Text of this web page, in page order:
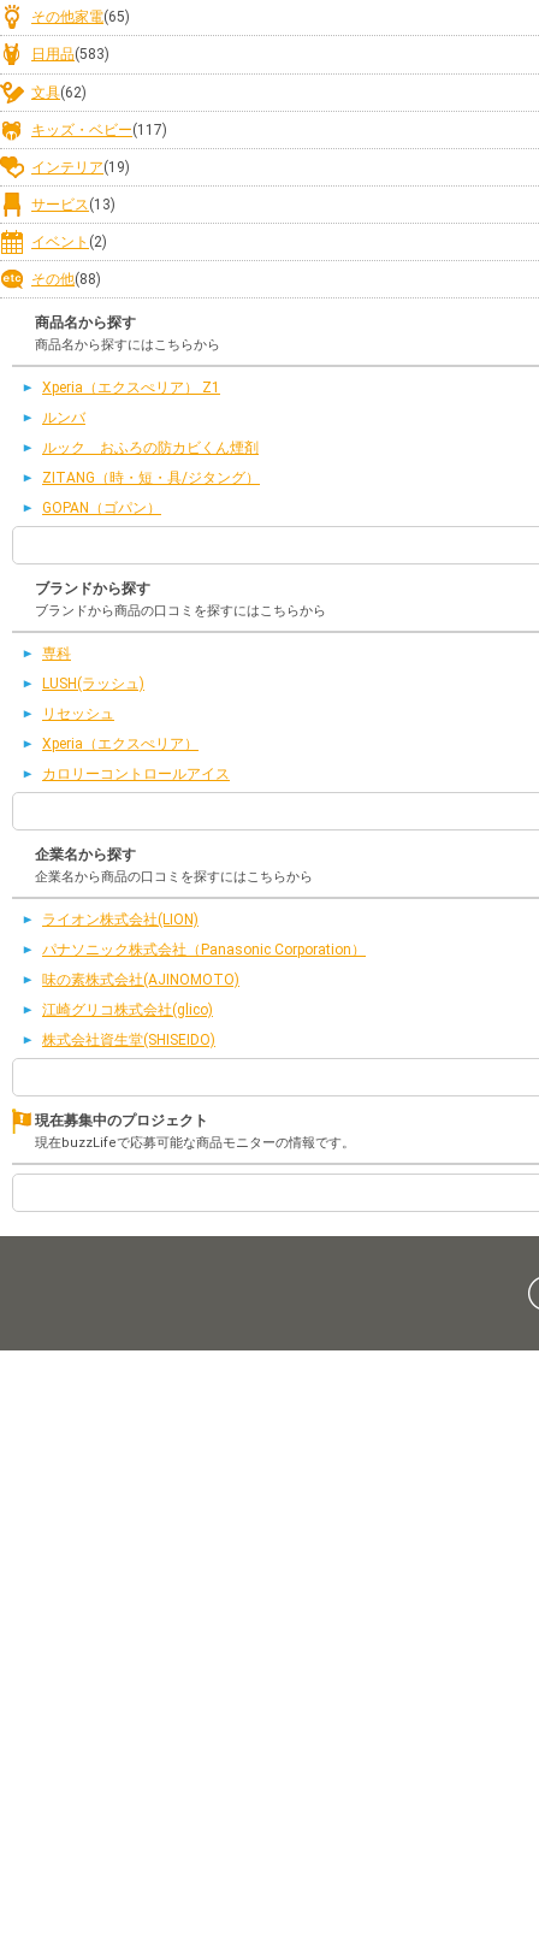
その他家電(65)
日用品(583)
文具(62)
キッズ・ベビー(117)
インテリア(19)
サービス(13)
イベント (2)
その他(88)
商品名から探す
商品名から探すにはこちらから
Xperia（エクスぺリア） Z1
ルンバ
ルック おふろの防カビくん煙剤
ZITANG（時・短・具/ジタング）
GOPAN（ゴパン）
ブランドから探す
ブランドから商品の口コミを探すにはこちらから
専科
LUSH(ラッシュ)
リセッシュ
Xperia（エクスぺリア）
カロリーコントロールアイス
企業名から探す
企業名から商品の口コミを探すにはこちらから
ライオン株式会社(LION)
パナソニック株式会社（Panasonic Corporation）
味の素株式会社(AJINOMOTO)
江崎グリコ株式会社(glico)
株式会社資生堂(SHISEIDO)
現在募集中のプロジェクト
現在buzzLifeで応募可能な商品モニターの情報です。